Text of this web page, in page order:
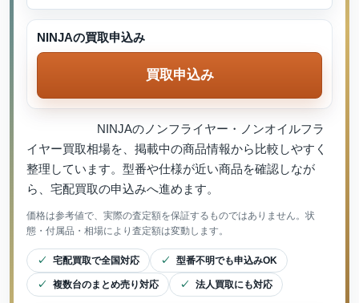
NINJAのノンフライヤー・ノンオイルフラ
イヤー買取相場を、掲載中の商品情報から比較しやすく
整理しています。型番や仕様が近い商品を確認しなが
ら、宅配買取の申込みへ進めます。
価格は参考値で、実際の査定額を保証するものではありません。状
態・付属品・相場により査定額は変動します。
宅配買取で全国対応 型番不明でも申込みOK
複数台のまとめ売り対応 法人買取にも対応
NINJAの買取申込み
買取申込み